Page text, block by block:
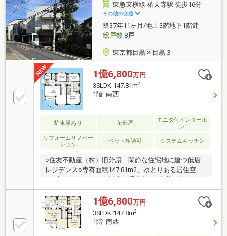
感＆落ち着きのあるグレージュカラーでまとまってお
ります。※安心の売主保証もございます！♪♪設備・使
用細則など…♪♪■ペット飼育可能■専用使用権付きトラ
ンクルーム■宅配ボックス■ディスポーザー
東急東横線 祐天寺駅 徒歩16分
その他の交通
築37年11ヶ月/地上3階地下1階建
総戸数8戸
東京都目黒区目黒３
1億6,800万円
3SLDK 147.81m2
1階 南西
駐車場あり 角部屋
モニタ付インターホ
ン
リフォームリノベー
ション
ペット相談可 システムキッチン
○住友不動産（株）旧分譲 閑静な住宅地に建つ低層
レジデンス○専有面積147.81m2、ゆとりある居住空間
○三方向角住戸につき採光・通風良好○内装一部リフォ
ーム実施（2026年5月完了）・クロス張替え・フロー
リング交換・ハウスクリーニング 等○ペット飼育可
（細則有り）○ご内覧予約受付中です。 お気軽にお
問い合わせください！
1億6,800万円
3SLDK 147.8m2
1階 南西